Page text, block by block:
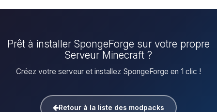
Prêt à installer SpongeForge sur votre propre
Serveur Minecraft ?
Créez votre serveur et installez SpongeForge en 1 clic !
Retour à la liste des modpacks